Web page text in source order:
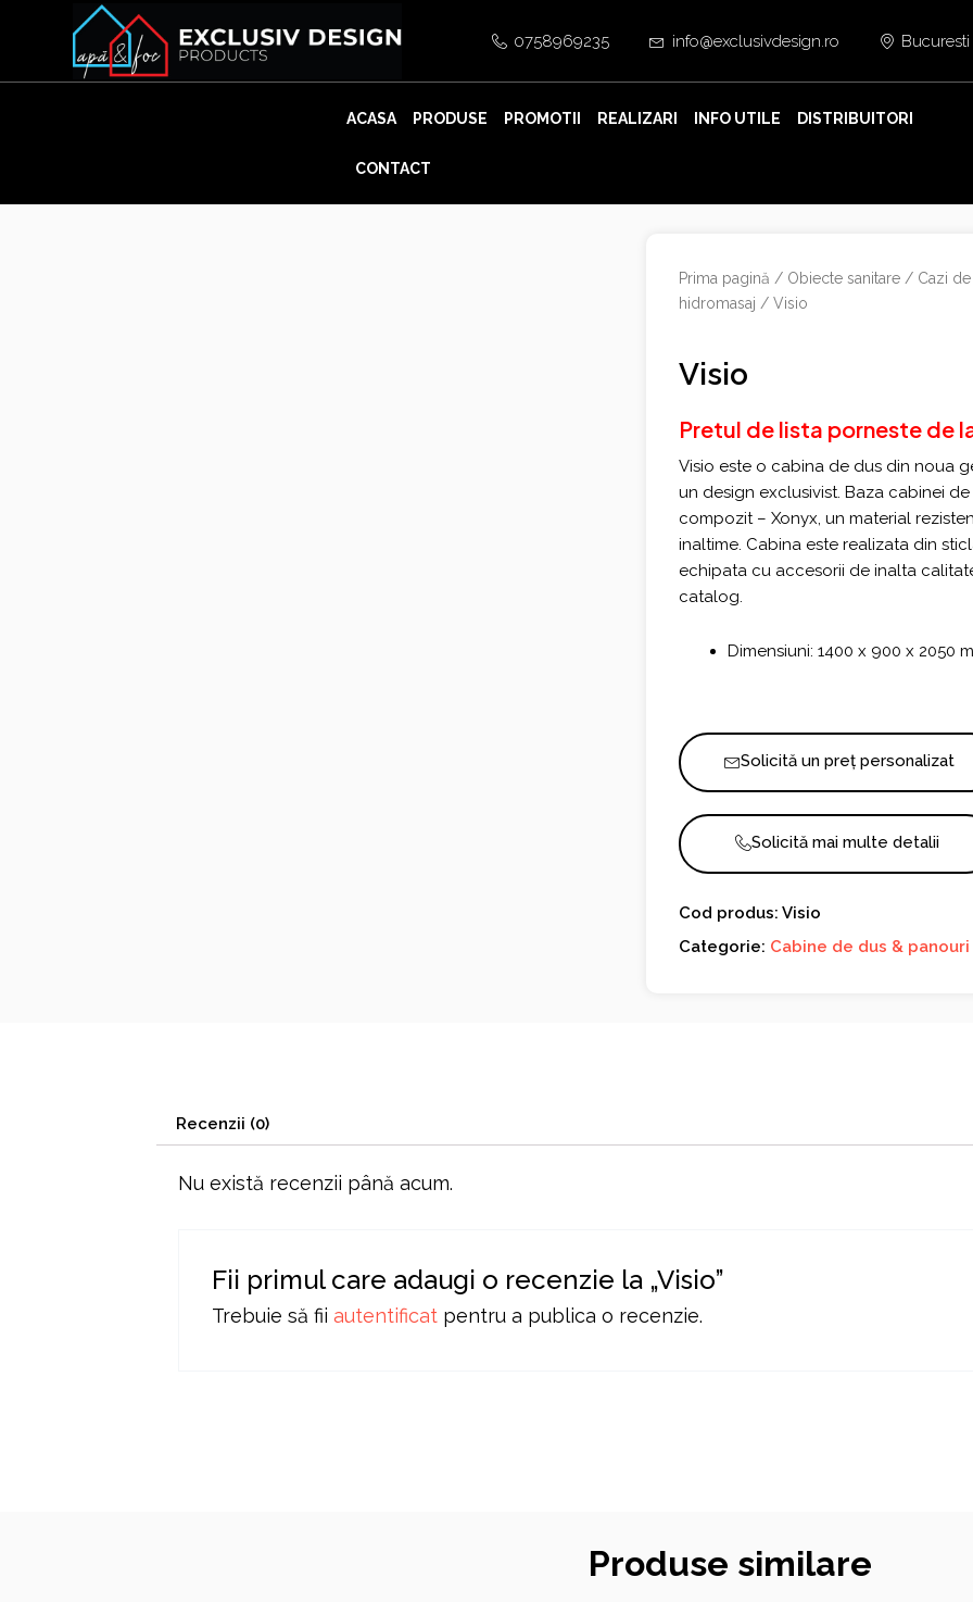
content
0758969235 info@exclusivdesign.ro Bucuresti
ACASA PRODUSE PROMOTII REALIZARI INFO UTILE DISTRIBUITORI
CONTACT
Prima pagină / Obiecte sanitare / Cazi
hidromasaj / Visio
Visio
Pretul de lista porneste de
Visio este o cabina de dus din noua
un design exclusivist. Baza cabinei
compozit – Xonyx, un material
inaltime. Cabina este realizata din
echipata cu accesorii de inalta
catalog.
Dimensiuni: 1400 x 900 x 2050
Solicită un preț personalizat
Solicită mai multe detalii
Cod produs: Visio
Categorie: Cabine de dus &
Recenzii (0)
Nu există recenzii până acum.
Fii primul care adaugi o recenzie la „Visio”
Trebuie să fiiautentificat pentru a publica o recenzie.
Produse similare